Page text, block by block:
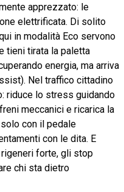
apprezzato: le
elettrificata. Di solito
in modalità Eco servono
tieni tirata la paletta
energia, ma arriva
Nel traffico cittadino
riduce lo stress guidando
meccanici e ricarica la
con il pedale
con le dita. E
forte, gli stop
chi sta dietro